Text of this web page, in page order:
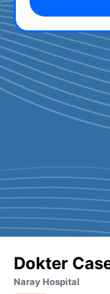
Dokter
Naray Hospital